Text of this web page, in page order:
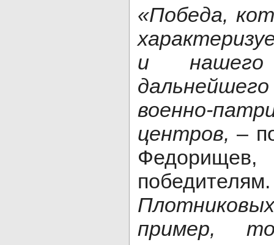
«Победа,
и
военно-
центров, –
пример,